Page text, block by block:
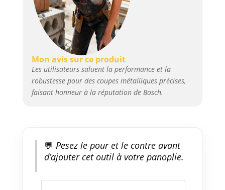
Mon avis sur ce produit
Les utilisateurs saluent la performance et la
robustesse pour des coupes métalliques précises,
faisant honneur à la réputation de Bosch.
💬 Pesez le pour et le contre avant
d’ajouter cet outil à votre panoplie.